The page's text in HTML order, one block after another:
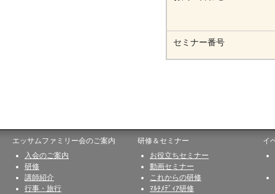
セミナー番号
エッサムファミリー会のご案内
入会のご案内
研修
講師紹介
行事・旅行
研修＆セミナー
お役立ちセミナー
動画セミナー
これからの研修
ﾏﾙﾁﾒﾃﾞｨｱ研修
イ